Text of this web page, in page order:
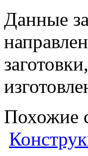
Данные
Похожие